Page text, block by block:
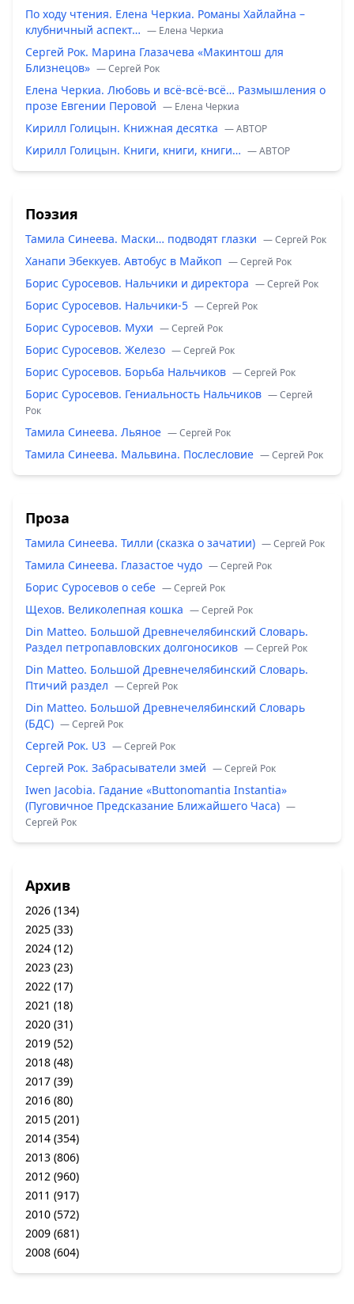
По ходу чтения. Елена Черкиа. Романы Хайлайна –
клубничный аспект… — Елена Черкиа
Сергей Рок. Марина Глазачева «Макинтош для
Близнецов» — Сергей Рок
Елена Черкиа. Любовь и всё-всё-всё… Размышления о
прозе Евгении Перовой — Елена Черкиа
Кирилл Голицын. Книжная десятка — ABTOP
Кирилл Голицын. Книги, книги, книги… — ABTOP
Поэзия
Тамила Синеева. Маски… подводят глазки — Сергей Рок
Ханапи Эбеккуев. Автобус в Майкоп — Сергей Рок
Борис Суросевов. Нальчики и директора — Сергей Рок
Борис Суросевов. Нальчики-5 — Сергей Рок
Борис Суросевов. Мухи — Сергей Рок
Борис Суросевов. Железо — Сергей Рок
Борис Суросевов. Борьба Нальчиков — Сергей Рок
Борис Суросевов. Гениальность Нальчиков — Сергей
Рок
Тамила Синеева. Льяное — Сергей Рок
Тамила Синеева. Мальвина. Послесловие — Сергей Рок
Проза
Тамила Синеева. Тилли (сказка о зачатии) — Сергей Рок
Тамила Синеева. Глазастое чудо — Сергей Рок
Борис Суросевов о себе — Сергей Рок
Щехов. Великолепная кошка — Сергей Рок
Din Matteo. Большой Древнечелябинский Словарь.
Раздел петропавловских долгоносиков — Сергей Рок
Din Matteo. Большой Древнечелябинский Словарь.
Птичий раздел — Сергей Рок
Din Matteo. Большой Древнечелябинский Словарь
(БДС) — Сергей Рок
Сергей Рок. U3 — Сергей Рок
Сергей Рок. Забрасыватели змей — Сергей Рок
Iwen Jacobia. Гадание «Buttonomantia Instantia»
(Пуговичное Предсказание Ближайшего Часа) —
Сергей Рок
Архив
2026 (134)
2025 (33)
2024 (12)
2023 (23)
2022 (17)
2021 (18)
2020 (31)
2019 (52)
2018 (48)
2017 (39)
2016 (80)
2015 (201)
2014 (354)
2013 (806)
2012 (960)
2011 (917)
2010 (572)
2009 (681)
2008 (604)